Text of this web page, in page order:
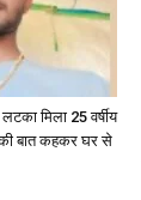
मिला 25 वर्षीय
बात कहकर घर से